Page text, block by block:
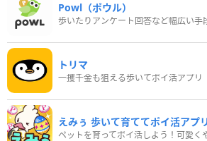
Powl（ポウル）
トリマ
一攫千金も狙える歩いてポイ活アプリ
えみぅ 歩いて育ててポイ活アプ